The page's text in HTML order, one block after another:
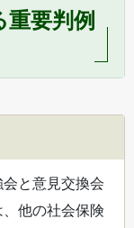
要判例
と意見交換会
他の社会保険